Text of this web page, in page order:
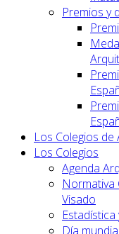
Premios y
Los Colegios de
Los Colegios
Agenda
Normativa
Visado
Día